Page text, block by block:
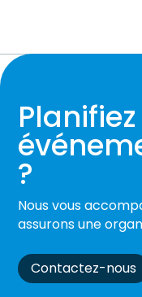
?
Nous vous
assurons une
Contactez-nous